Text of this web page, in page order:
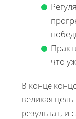
что
В конце
великая
результат, и